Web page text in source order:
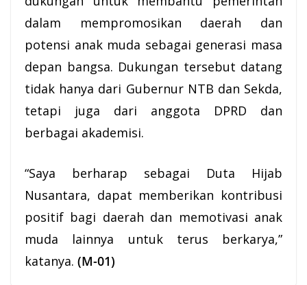
dalam mempromosikan daerah dan
potensi anak muda sebagai generasi masa
depan bangsa. Dukungan tersebut datang
tidak hanya dari Gubernur NTB dan Sekda,
tetapi juga dari anggota DPRD dan
berbagai akademisi.
“Saya berharap sebagai Duta Hijab
Nusantara, dapat memberikan kontribusi
positif bagi daerah dan memotivasi anak
muda lainnya untuk terus berkarya,”
katanya. (M-01)